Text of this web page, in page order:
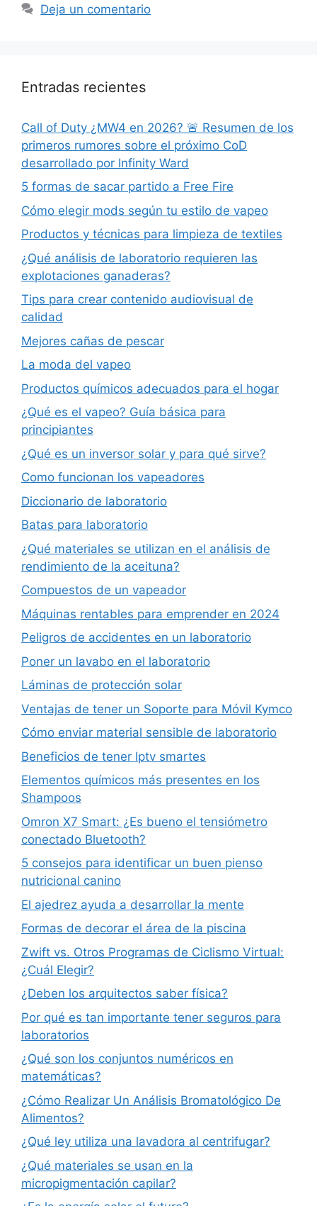
Deja un comentario
Entradas recientes
Call of Duty ¿MW4 en 2026? 🚨 Resumen de los
primeros rumores sobre el próximo CoD
desarrollado por Infinity Ward
5 formas de sacar partido a Free Fire
Cómo elegir mods según tu estilo de vapeo
Productos y técnicas para limpieza de textiles
¿Qué análisis de laboratorio requieren las
explotaciones ganaderas?
Tips para crear contenido audiovisual de
calidad
Mejores cañas de pescar
La moda del vapeo
Productos químicos adecuados para el hogar
¿Qué es el vapeo? Guía básica para
principiantes
¿Qué es un inversor solar y para qué sirve?
Como funcionan los vapeadores
Diccionario de laboratorio
Batas para laboratorio
¿Qué materiales se utilizan en el análisis de
rendimiento de la aceituna?
Compuestos de un vapeador
Máquinas rentables para emprender en 2024
Peligros de accidentes en un laboratorio
Poner un lavabo en el laboratorio
Láminas de protección solar
Ventajas de tener un Soporte para Móvil Kymco
Cómo enviar material sensible de laboratorio
Beneficios de tener Iptv smartes
Elementos químicos más presentes en los
Shampoos
Omron X7 Smart: ¿Es bueno el tensiómetro
conectado Bluetooth?
5 consejos para identificar un buen pienso
nutricional canino
El ajedrez ayuda a desarrollar la mente
Formas de decorar el área de la piscina
Zwift vs. Otros Programas de Ciclismo Virtual:
¿Cuál Elegir?
¿Deben los arquitectos saber física?
Por qué es tan importante tener seguros para
laboratorios
¿Qué son los conjuntos numéricos en
matemáticas?
¿Cómo Realizar Un Análisis Bromatológico De
Alimentos?
¿Qué ley utiliza una lavadora al centrifugar?
¿Qué materiales se usan en la
micropigmentación capilar?